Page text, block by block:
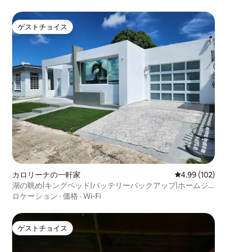
ゲストチョイス
ゲストチョイス
カロリーナの一軒家 レビュー102
4.99 (102)
湖の眺め|キングベッド|バッテリーバックアップ|ホームジ
ム
ロケーション · 価格 · Wi-Fi
ゲストチョイス
ゲストチョイス